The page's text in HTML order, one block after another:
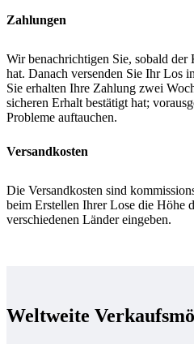
Zahlungen
Wir benachrichtigen Sie, sobald
hat. Danach versenden Sie Ihr Los
Sie erhalten Ihre Zahlung zwei
sicheren Erhalt bestätigt hat;
Probleme auftauchen.
Versandkosten
Die Versandkosten sind
beim Erstellen Ihrer Lose die Höhe
verschiedenen Länder eingeben.
Weltweite